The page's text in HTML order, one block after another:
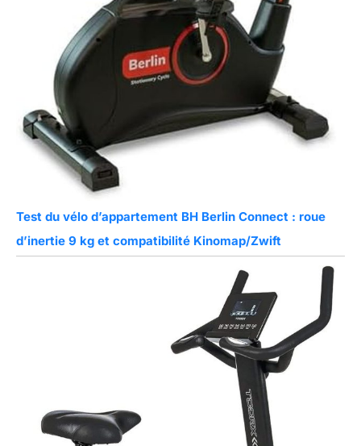
Test du vélo d’appartement BH Berlin Connect : roue
d’inertie 9 kg et compatibilité Kinomap/Zwift